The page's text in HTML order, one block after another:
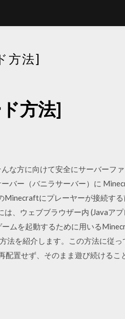
方法]
方法]
な方に向けて安全にサーバーフ
バー（バニラサーバー）に
Minecraftにプレーヤーが接続する
、ウェブブラウザー内 (Javaアプ
ムを起動するために用いる
法を紹介します。この方法に従っ
置せず、そのまま遊び続けるこ